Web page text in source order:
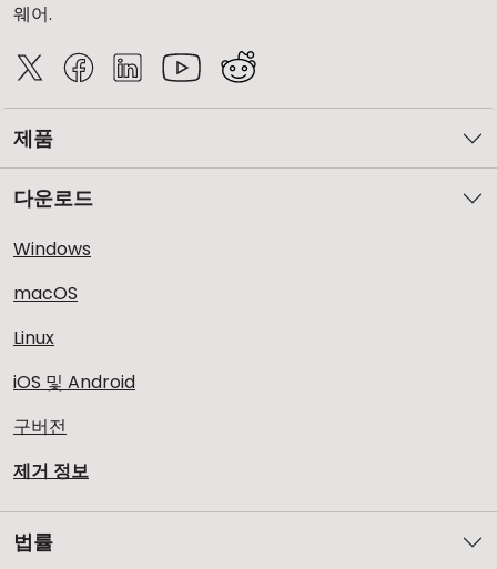
웨어.
제품
다운로드
Windows
macOS
Linux
iOS 및 Android
구버전
제거 정보
법률